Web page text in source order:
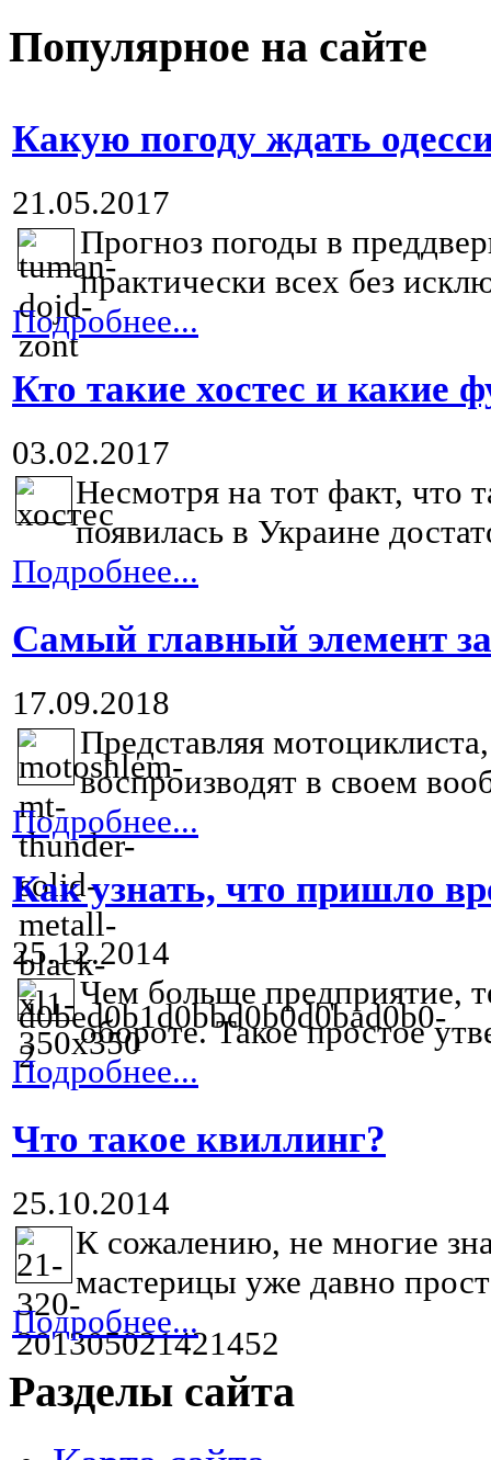
Популярное на сайте
Какую погоду ждать
21.05.2017
Прогноз погоды в
практически всех без
Подробнее...
Кто такие хостес и какие
03.02.2017
Несмотря на тот факт, что
появилась в Украине
Подробнее...
Самый главный элемент
17.09.2018
Представляя
воспроизводят в своем
Подробнее...
Как узнать, что пришло
25.12.2014
Чем больше предприятие,
обороте. Такое простое
Подробнее...
Что такое квиллинг?
25.10.2014
К сожалению, не многие
мастерицы уже давно
Подробнее...
Разделы сайта